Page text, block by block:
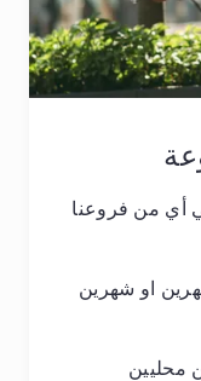
أي من فروعنا
او شهرين
محليين